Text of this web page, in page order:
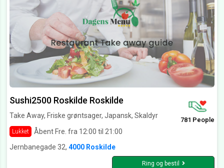
Sushi2500 Roskilde Roskilde
Take Away, Friske grøntsager, Japansk, Skaldyr
Lukket Åbent Fre. fra 12:00 til 21:00
781 People
Jernbanegade 32, 4000 Roskilde
Ring og bestil